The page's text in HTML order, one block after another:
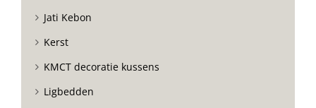
Jati Kebon
Kerst
KMCT decoratie kussens
Ligbedden